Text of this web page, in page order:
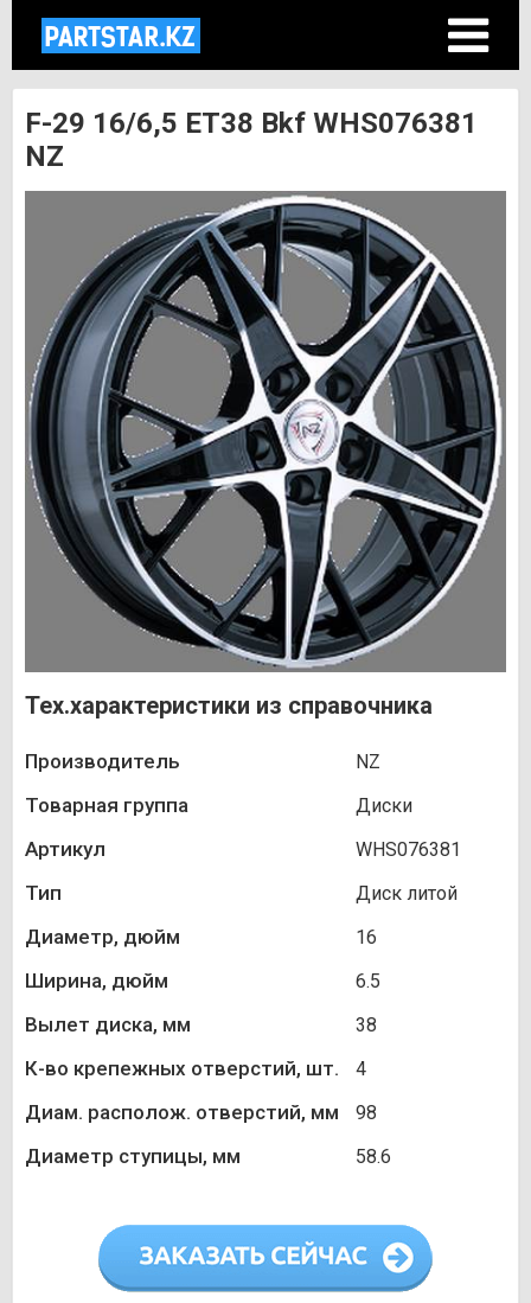
F-29 16/6,5 ET38 Bkf WHS076381
NZ
Тех.характеристики из справочника
Производитель NZ
Товарная группа Диски
Артикул WHS076381
Тип Диск литой
Диаметр, дюйм 16
Ширина, дюйм 6.5
Вылет диска, мм 38
К-во крепежных отверстий, шт. 4
Диам. располож. отверстий, мм 98
Диаметр ступицы, мм 58.6